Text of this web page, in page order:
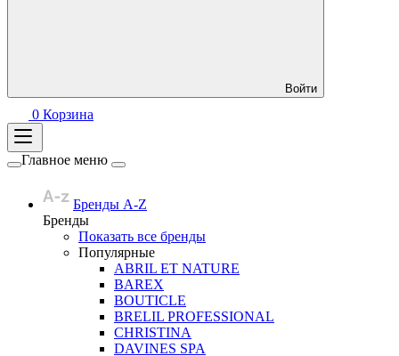
Войти
0 Корзина
Главное меню
Бренды A-Z
Бренды
Показать все бренды
Популярные
ABRIL ET NATURE
BAREX
BOUTICLE
BRELIL PROFESSIONAL
CHRISTINA
DAVINES SPA